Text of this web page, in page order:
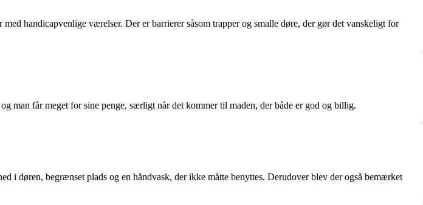
handicapvenlige værelser. Der er barrierer såsom trapper og smalle døre, der gør det vanskeligt for
man får meget for sine penge, særligt når det kommer til maden, der både er god og billig.
i døren, begrænset plads og en håndvask, der ikke måtte benyttes. Derudover blev der også bemærket